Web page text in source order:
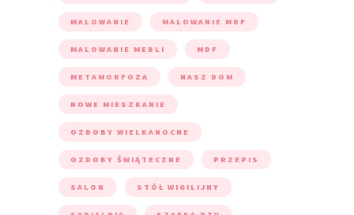
MALOWANIE MALOWANIE MDF
MALOWANIE MEBLI MDF
METAMORFOZA NASZ DOM
NOWE MIESZKANIE
OZDOBY WIELKANOCNE
OZDOBY ŚWIĄTECZNE PRZEPIS
SALON STÓŁ WIGILIJNY